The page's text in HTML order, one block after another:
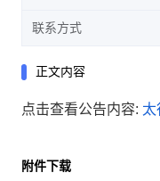
联系方式
正文内容
点击查看公告内容: 太
附件下载